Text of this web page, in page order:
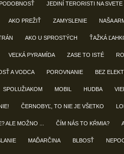
PODOBNOSŤ JEDINÍ TERORISTI NA
AKO PREŽIŤ ZAMYSLENIE NAŠA
AKO U SPROSTÝCH ŤAŽKÁ
VEĽKÁ PYRAMÍDA ZASE TO ISTÉ
A VODCA POROVNANIE BEZ
SPOLUŽIAKOM MOBIL HUDBA
ČERNOBYĽ, TO NIE JE VŠETKO
ALE MOŽNO ... ČÍM NÁS TO KŔMIA?
MAĎARČINA BLBOSŤ